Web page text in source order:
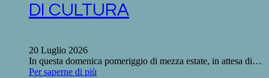
DI CULTURA
20 Luglio 2026
In questa domenica pomeriggio di mezza estate, in attesa di…
Per saperne di più